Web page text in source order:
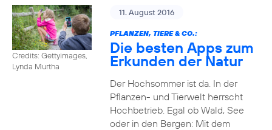
Credits: Gettyimages,
Lynda Murtha
11. August 2016
PFLANZEN, TIERE & CO.:
Die besten Apps zum
Erkunden der Natur
Der Hochsommer ist da. In der
Pflanzen- und Tierwelt herrscht
Hochbetrieb. Egal ob Wald, See
oder in den Bergen: Mit dem